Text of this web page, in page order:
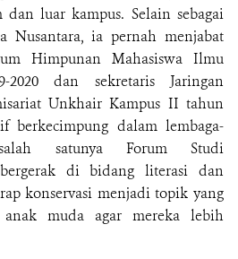
luar kampus. Selain sebagai
Nusantara, ia pernah menjabat
Himpunan Mahasiswa Ilmu
2020 dan sekretaris Jaringan
Unkhair Kampus II tahun
berkecimpung dalam lembaga-
satunya Forum Studi
di bidang literasi dan
konservasi menjadi topik yang
muda agar mereka lebih